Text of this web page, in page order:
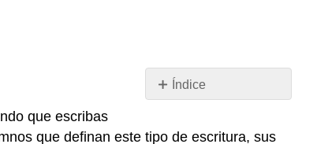
Índice
que escribas
que definan este tipo de escritura, sus